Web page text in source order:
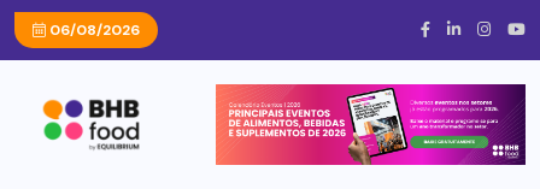
06/08/2026